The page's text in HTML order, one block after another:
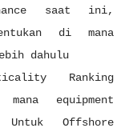
saat ini,
di mana
dahulu
Ranking
mana equipment
Offshore